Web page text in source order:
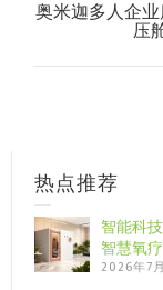
奥米迦多人企
压
热点推荐
智能科
智慧氧
2026年7